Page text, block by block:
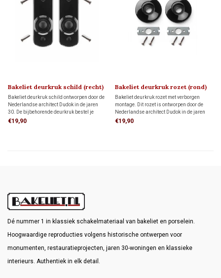
Bakeliet deurkruk schild (recht)
DUDOK 1930
Bakeliet deurkruk schild ontworpen door de
Nederlandse architect Dudok in de jaren
30. De bijbehorende deurkruk bestel je
hieronder apart bij 'gerelateerde producten'
€19,90
Bakeliet deurkruk rozet (rond)
DUDOK 1930
Bakeliet deurkruk rozet met verborgen
montage. Dit rozet is ontworpen door de
Nederlandse architect Dudok in de jaren
30. De bijbehorende deurkruk bestel je
€19,90
Dé nummer 1 in klassiek schakelmateriaal van bakeliet en porselein.
Hoogwaardige reproducties volgens historische ontwerpen voor
monumenten, restauratieprojecten, jaren 30-woningen en klassieke
interieurs. Authentiek in elk detail.